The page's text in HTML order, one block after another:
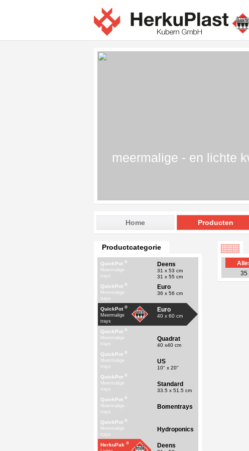
meermalige - en lichte
Home Producten
Productcategorie
QuickPot ®
Meermalige
trays
Deens
31 x 53 cm
31 x 55 cm
QuickPot ®
Meermalige
trays
Euro
36 x 56 cm
QuickPot ®
Meermalige
trays
Euro
40 x 60 cm
QuickPot ®
Meermalige
trays
Quadrat
40 x40 cm
QuickPot ®
Meermalige
trays
US
10" x 20"
QuickPot ®
Meermalige
trays
Standard
33.5 x 51.5 cm
QuickPot ®
Meermalige
trays
Bomentrays
QuickPot ®
Meermalige
trays
Hydroponics
HerkuPak ®
Deens
35